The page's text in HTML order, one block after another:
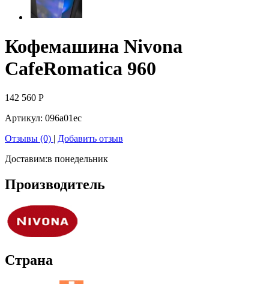
Кофемашина Nivona
CafeRomatica 960
142 560 Р
Артикул: 096a01ec
Отзывы (0) | Добавить отзыв
Доставим:в понедельник
Производитель
Страна